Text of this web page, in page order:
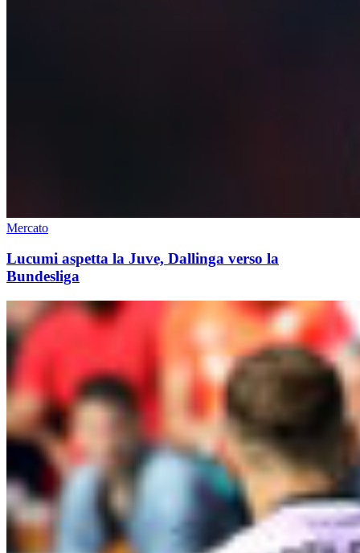
Mercato
Lucumi aspetta la Juve, Dallinga verso la
Bundesliga